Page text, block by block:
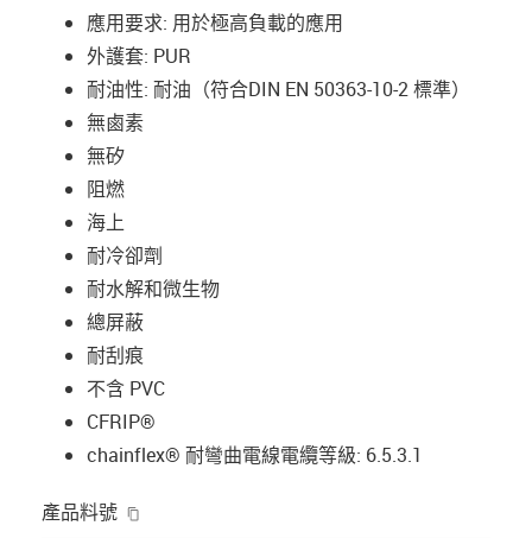
應用要求: 用於極高負載的應用
外護套: PUR
耐油性: 耐油（符合DIN EN 50363-10-2 標準）
無鹵素
無矽
阻燃
海上
耐冷卻劑
耐水解和微生物
總屏蔽
耐刮痕
不含 PVC
CFRIP®
chainflex® 耐彎曲電線電纜等級: 6.5.3.1
產品料號